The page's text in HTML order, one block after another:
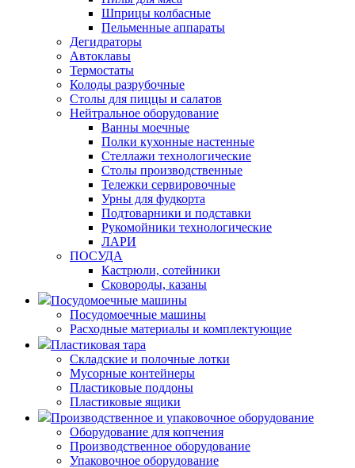
Шприцы колбасные
Пельменные аппараты
Дегидраторы
Автоклавы
Термостаты
Колоды разрубочные
Столы для пиццы и салатов
Нейтральное оборудование
Ванны моечные
Полки кухонные настенные
Стеллажи технологические
Столы производственные
Тележки сервировочные
Урны для фудкорта
Подтоварники и подставки
Рукомойники технологические
ЛАРИ
ПОСУДА
Кастрюли, сотейники
Сковороды, казаны
Посудомоечные машины
Посудомоечные машины
Расходные материалы и комплектующие
Пластиковая тара
Складские и полочные лотки
Мусорные контейнеры
Пластиковые поддоны
Пластиковые ящики
Производственное и упаковочное оборудование
Оборудование для копчения
Производственное оборудование
Упаковочное оборудование